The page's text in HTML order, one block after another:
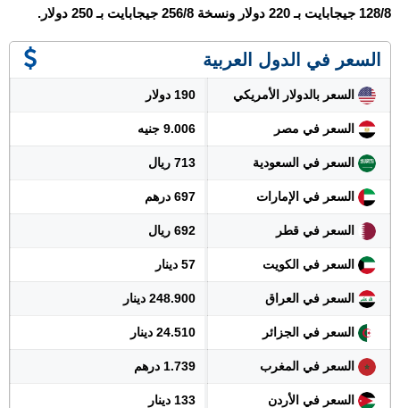
128/8 جيجابايت بـ 220 دولار ونسخة 256/8 جيجابايت بـ 250 دولار.
السعر في الدول العربية
السعر بالدولار الأمريكي 190 دولار
السعر في مصر 9.006 جنيه
السعر في السعودية 713 ريال
السعر في الإمارات 697 درهم
السعر في قطر 692 ريال
السعر في الكويت 57 دينار
السعر في العراق 248.900 دينار
السعر في الجزائر 24.510 دينار
السعر في المغرب 1.739 درهم
السعر في الأردن 133 دينار